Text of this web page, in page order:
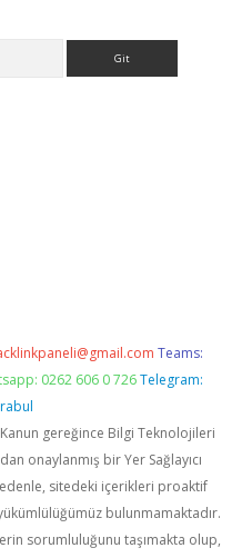
Teams:
0262 606 0 726 Telegram:
Kanun gereğince Bilgi Teknolojileri
onaylanmış bir Yer Sağlayıcı
sitedeki içerikleri proaktif
bulunmamaktadır.
sorumluluğunu taşımakta olup,